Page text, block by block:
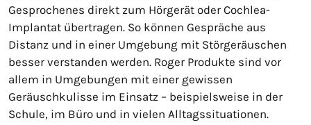
Gesprochenes direkt zum Hörgerät oder Cochlea-
Implantat übertragen. So können Gespräche aus
Distanz und in einer Umgebung mit Störgeräuschen
besser verstanden werden. Roger Produkte sind vor
allem in Umgebungen mit einer gewissen
Geräuschkulisse im Einsatz – beispielsweise in der
Schule, im Büro und in vielen Alltagssituationen.